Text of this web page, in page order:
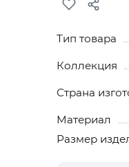
Тип товара
Коллекция
Страна
Материал
Размер